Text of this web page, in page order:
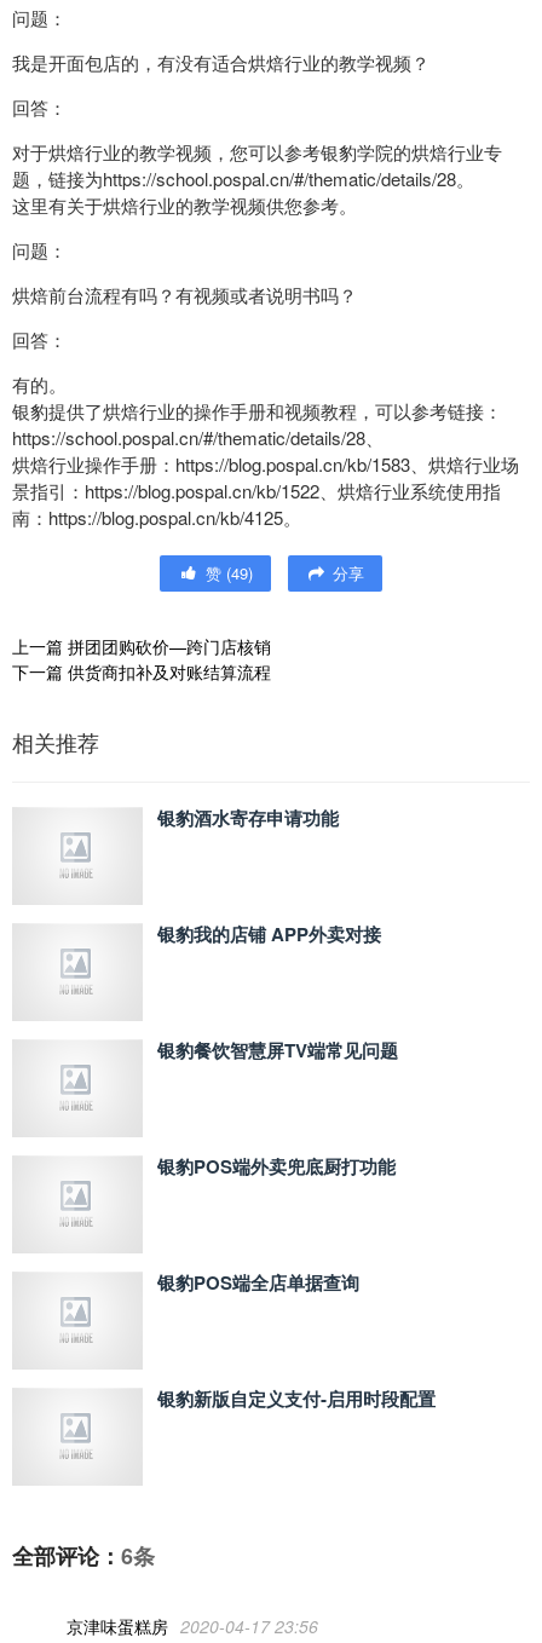
问题：
我是开面包店的，有没有适合烘焙行业的教学视频？
回答：
对于烘焙行业的教学视频，您可以参考银豹学院的烘焙行业专
题，链接为https://school.pospal.cn/#/thematic/details/28。
这里有关于烘焙行业的教学视频供您参考。
问题：
烘焙前台流程有吗？有视频或者说明书吗？
回答：
有的。
银豹提供了烘焙行业的操作手册和视频教程，可以参考链接：
https://school.pospal.cn/#/thematic/details/28、
烘焙行业操作手册：https://blog.pospal.cn/kb/1583、烘焙行业场
景指引：https://blog.pospal.cn/kb/1522、烘焙行业系统使用指
南：https://blog.pospal.cn/kb/4125。
赞 (49) 分享
上一篇 拼团团购砍价—跨门店核销
下一篇 供货商扣补及对账结算流程
相关推荐
银豹酒水寄存申请功能
银豹我的店铺 APP外卖对接
银豹餐饮智慧屏TV端常见问题
银豹POS端外卖兜底厨打功能
银豹POS端全店单据查询
银豹新版自定义支付‑启用时段配置
全部评论： 6条
京津味蛋糕房 2020-04-17 23:56